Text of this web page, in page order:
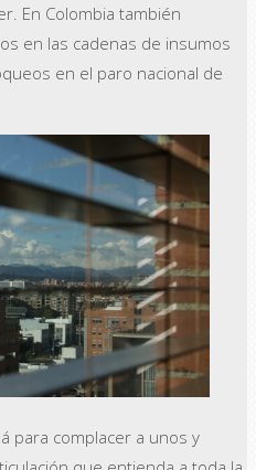
En Colombia también
en las cadenas de insumos
en el paro nacional de
para complacer a unos y